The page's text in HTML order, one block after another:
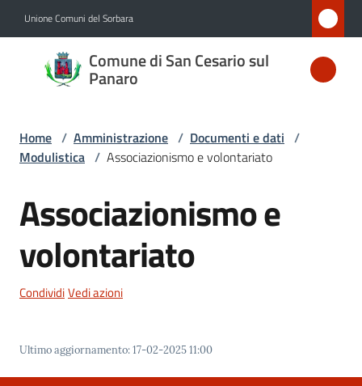
Unione Comuni del Sorbara
Comune di San Cesario sul
Panaro
Comune
di San
sul
Panaro
Amministrazione
Menu selezionato
Novità
Vivere
San
Home / Amministrazione / Documenti e dati /
Modulistica / Associazionismo e volontariato
Associazionismo e
volontariato
CondividiVedi azioni
Ultimo aggiornamento:17-02-2025 11:00